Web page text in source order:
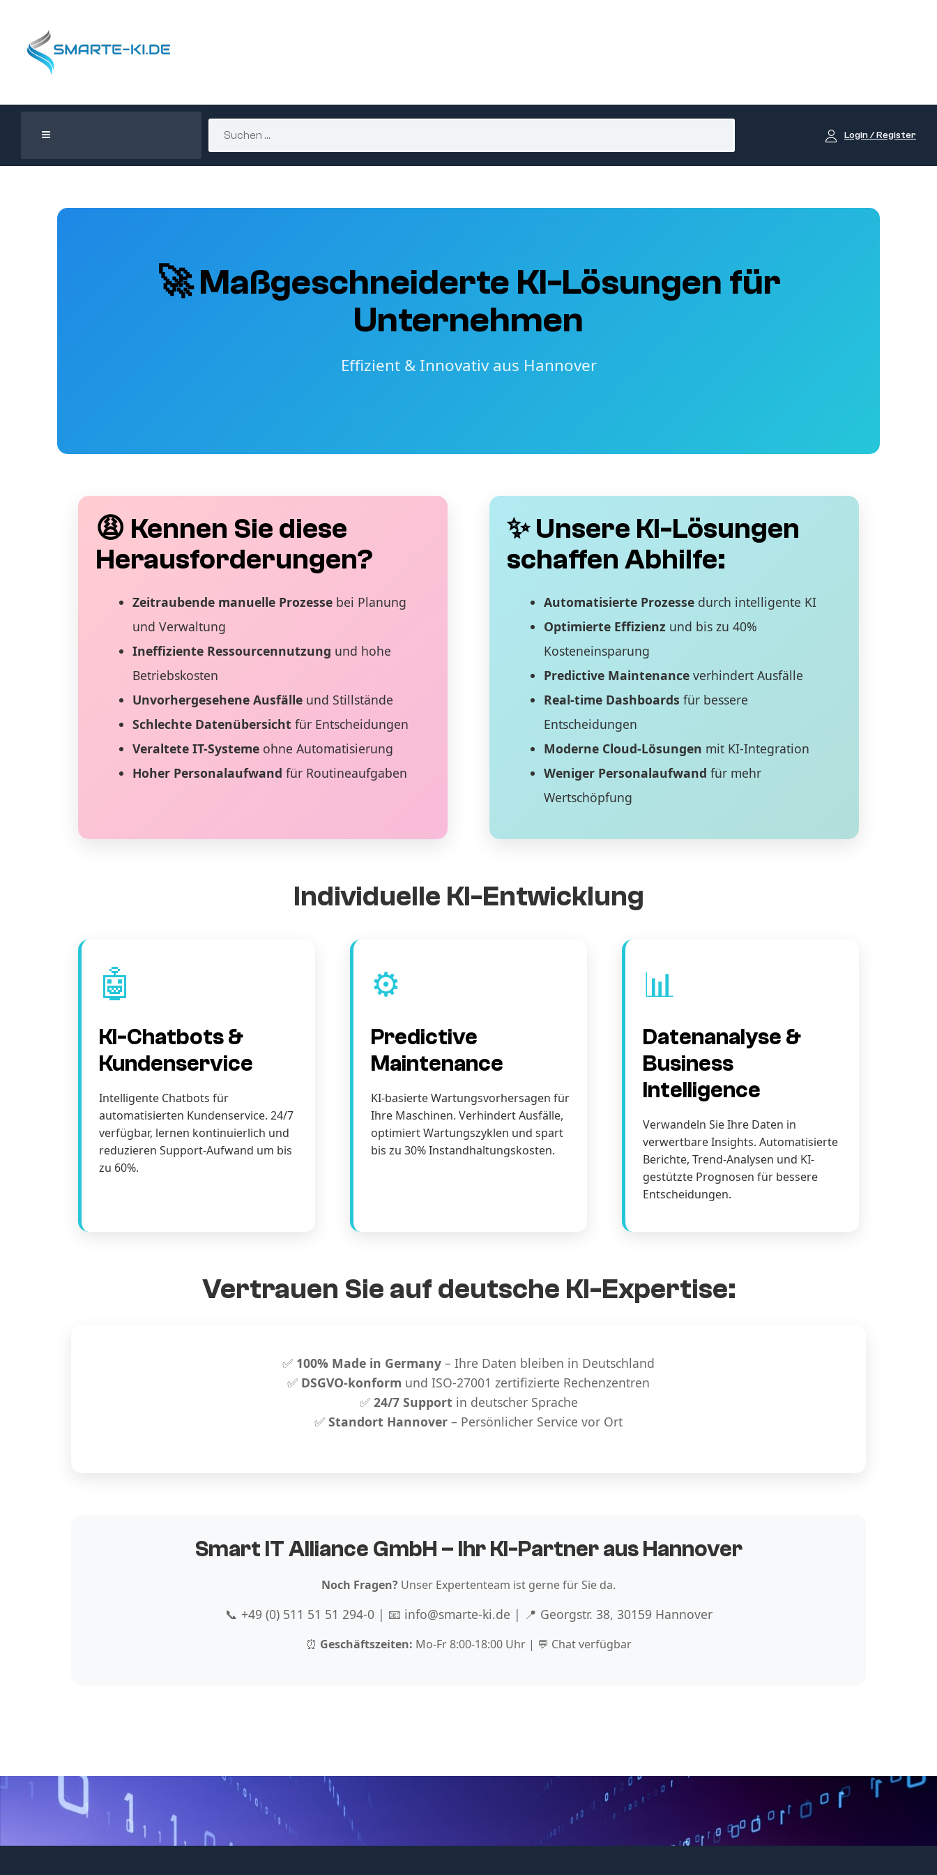
Login / Register
🚀 Maßgeschneiderte KI-Lösungen für
Unternehmen
Effizient & Innovativ aus Hannover
😩 Kennen Sie diese
Herausforderungen?
Zeitraubende manuelle Prozessebei Planung
und Verwaltung
Ineffiziente Ressourcennutzung und hohe
Betriebskosten
Unvorhergesehene Ausfälleund Stillstände
Schlechte Datenübersicht für Entscheidungen
Veraltete IT-Systemeohne Automatisierung
Hoher Personalaufwand für Routineaufgaben
✨ Unsere KI-Lösungen
schaffen Abhilfe:
Automatisierte Prozessedurch intelligente KI
Optimierte Effizienz und bis zu 40%
Kosteneinsparung
Predictive Maintenanceverhindert Ausfälle
Real-time Dashboards für bessere
Entscheidungen
Moderne Cloud-Lösungen mit KI-Integration
Weniger Personalaufwand für mehr
Wertschöpfung
Individuelle KI-Entwicklung
🤖
KI-Chatbots &
Kundenservice
Intelligente Chatbots für
automatisierten Kundenservice. 24/7
verfügbar, lernen kontinuierlich und
reduzieren Support-Aufwand um bis
zu 60%.
⚙️
Predictive
Maintenance
KI-basierte Wartungsvorhersagen für
Ihre Maschinen. Verhindert Ausfälle,
optimiert Wartungszyklen und spart
bis zu 30% Instandhaltungskosten.
📊
Datenanalyse &
Business
Intelligence
Verwandeln Sie Ihre Daten in
verwertbare Insights. Automatisierte
Berichte, Trend-Analysen und KI-
gestützte Prognosen für bessere
Entscheidungen.
Vertrauen Sie auf deutsche KI-Expertise:
✅ 100% Made in Germany – Ihre Daten bleiben in Deutschland
✅ DSGVO-konform und ISO-27001 zertifizierte Rechenzentren
✅ 24/7 Support in deutscher Sprache
✅ Standort Hannover – Persönlicher Service vor Ort
Smart IT Alliance GmbH – Ihr KI-Partner aus Hannover
Noch Fragen? Unser Expertenteam ist gerne für Sie da.
📞 +49 (0) 511 51 51 294-0 | 📧 info@smarte-ki.de | 📍 Georgstr. 38, 30159 Hannover
⏰ Geschäftszeiten: Mo-Fr 8:00-18:00 Uhr | 💬 Chat verfügbar